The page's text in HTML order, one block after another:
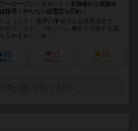
ーカープレイスメント！支持者から貢物を
拒否！やりたい放題立ち回れ！
ようこそ！ 魔界の中枢である暗黒議会で
れています。 けれども、魔界を代表する議
留めません。彼ら...
53
あり
11
お気に入り
68
持ってる